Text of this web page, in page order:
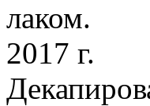
лаком.
2017 г.